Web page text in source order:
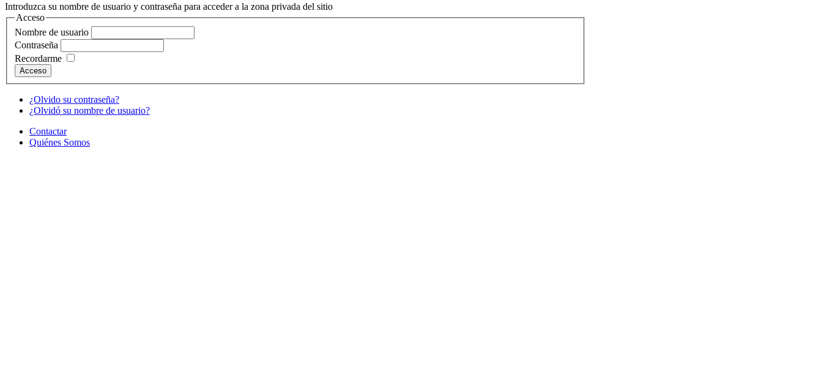
Introduzca su nombre de usuario y contraseña para acceder a la zona privada del sitio
Acceso
Nombre de usuario
Contraseña
Recordarme
¿Olvido su contraseña?
¿Olvidó su nombre de usuario?
Contactar
Quiénes Somos